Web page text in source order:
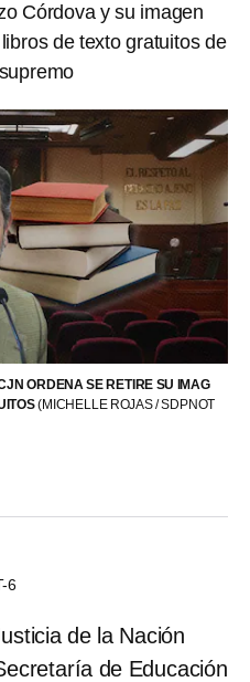
Córdova y su imagen
de texto gratuitos de
ORDENA SE RETIRE SU IMAG
(MICHELLE ROJAS / SDPNOT
6
de la Nación
de Educación